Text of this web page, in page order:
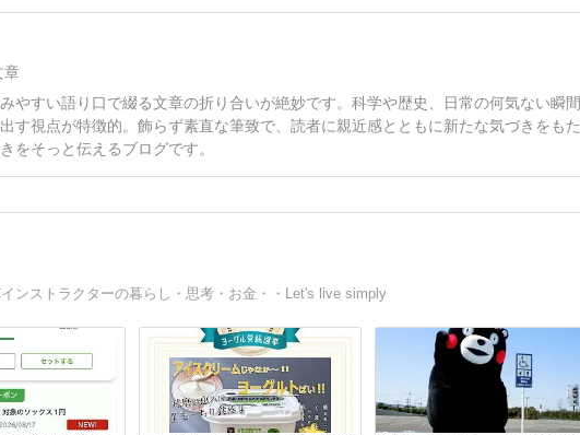
章
やすい語り口で綴る文章の折り合いが絶妙です。科学や歴史、日常の何気ない瞬間
す視点が特徴的。飾らず素直な筆致で、読者に親近感とともに新たな気づきをもた
をそっと伝えるブログです。
ンストラクターの暮らし・思考・お金・・Let's live simply